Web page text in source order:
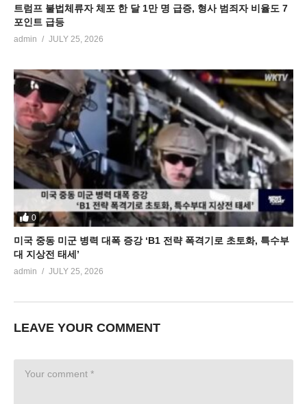
트럼프 불법체류자 체포 한 달 1만 명 급증, 형사 범죄자 비율도 7
포인트 급등
admin JULY 25, 2026
0
미국 중동 미군 병력 대폭 증강 ‘B1 전략 폭격기로 초토화, 특수부
대 지상전 태세’
admin JULY 25, 2026
LEAVE YOUR COMMENT